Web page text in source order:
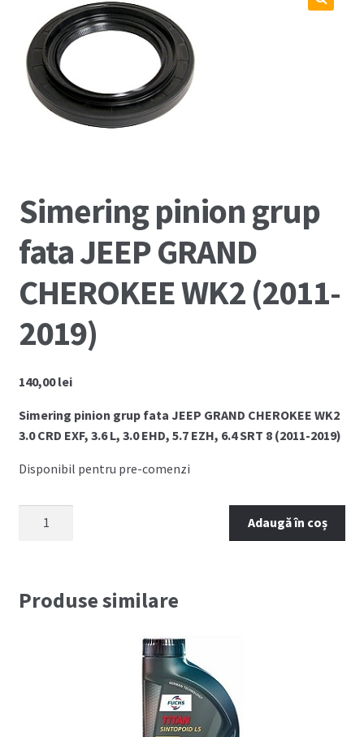
Cum comand ?
Despre Noi
Politica COOKIE
Politica de confidentialitate
Serviciile Noastre
Termeni si conditii
Simering pinion grup
fata JEEP GRAND
CHEROKEE WK2 (2011-
2019)
140,00lei
Simering pinion grup fata JEEP GRAND CHEROKEE WK2
3.0 CRD EXF, 3.6 L, 3.0 EHD, 5.7 EZH, 6.4 SRT 8 (2011-2019)
Disponibil pentru pre-comenzi
fata
Adaugă în coș
Produse similare